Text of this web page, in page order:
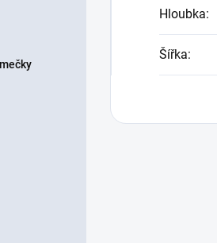
Hloubka:
Šířka: